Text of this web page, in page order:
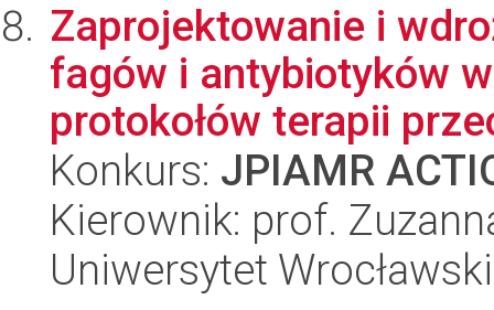
Zaprojektowanie i
fagów i antybiotyków
protokołów terapii
Konkurs: JPIAMR
Kierownik: prof.
Uniwersytet